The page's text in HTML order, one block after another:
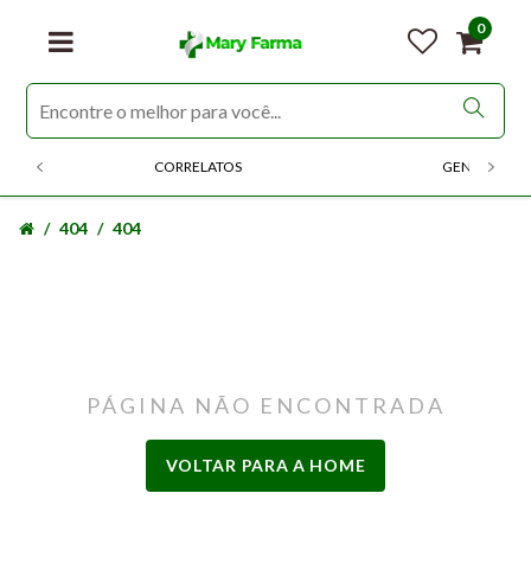
0
CORRELATOS GENERICOS
404 404
PÁGINA NÃO ENCONTRADA
VOLTAR PARA A HOME